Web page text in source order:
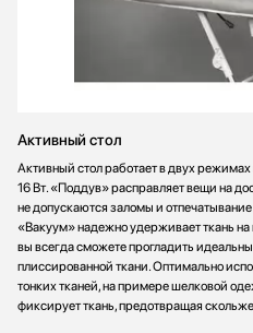
Активный стол
Активный стол работает в двух
16 Вт. «Поддув» расправляет вещи на
не допускаются заломы и
«Вакуум» надежно удерживает ткань на
вы всегда сможете прогладить
плиссированной ткани. Оптимально
тонких тканей, на примере шелковой
фиксирует ткань, предотвращая